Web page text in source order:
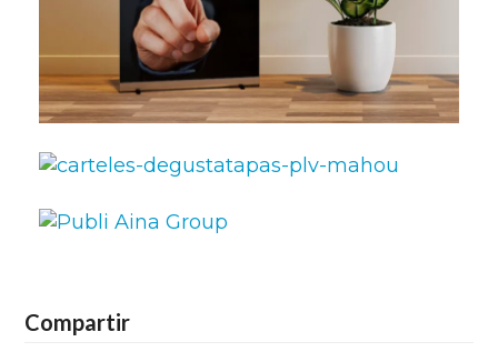
Compartir